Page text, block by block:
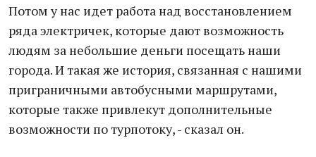
Потом у нас идет работа над восстановлением
ряда электричек, которые дают возможность
людям за небольшие деньги посещать наши
города. И такая же история, связанная с нашими
приграничными автобусными маршрутами,
которые также привлекут дополнительные
возможности по турпотоку, - сказал он.